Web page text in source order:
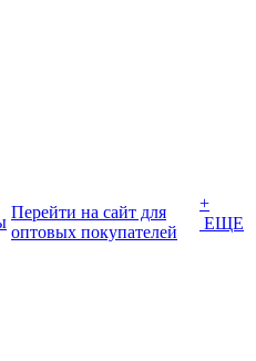
Перейти на сайт для
оптовых покупателей
+
ЕЩЕ